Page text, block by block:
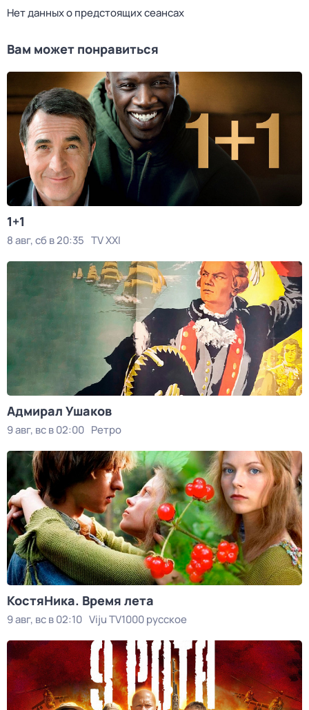
Нет данных о предстоящих сеансах
Вам может понравиться
1+1
8 авг, сб в 20:35 TV XXI
Адмирал Ушаков
9 авг, вс в 02:00 Ретро
КостяНика. Время лета
9 авг, вс в 02:10 Viju TV1000 русское